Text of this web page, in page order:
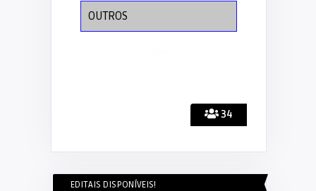
34
OUTROS
EDITAIS DISPONÍVEIS!